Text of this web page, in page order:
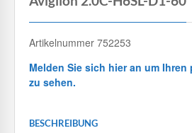
Artikelnummer 752253
Melden Sie sich hier an um
zu sehen.
BESCHREIBUNG